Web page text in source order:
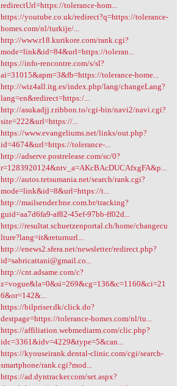
redirectUrl=https://tolerance-hom...
https://youtube.co.uk/redirect?q=https://tolerance-
homes.com/nl/turkije/...
http://www.r18.kurikore.com/rank.cgi?
mode=link&id=84&url=https://toleran...
https://info-rencontre.com/s/sl?
ai=31015&apm=3&fb=https://tolerance-home...
http://wiz4all.itg.es/index.php/lang/changeLang?
lang=en&redirect=https:/...
http://asukadjj.r.ribbon.to/cgi-bin/navi2/navi.cgi?
site=222&url=https://...
https://www.evangeliums.net/links/out.php?
id=4674&url=https://tolerance-...
http://adserve.postrelease.com/sc/0?
r=1283920124&ntv_a=AKcBAcDUCAfxgFA&p...
http://autos.tetsumania.net/search/rank.cgi?
mode=link&id=8&url=https://t...
http://mailsender.bne.com.br/tracking?
guid=aa7d6fa9-af82-45ef-97bb-ff02d...
https://resultat.schuetzenportal.ch/home/changecu
lture?lang=it&returnurl...
http://enews2.sfera.net/newsletter/redirect.php?
id=sabricattani@gmail.co...
http://cnt.adsame.com/c?
z=vogue&la=0&si=269&cg=136&c=1160&ci=21
6&or=142&...
https://bilpriser.dk/click.do?
destpage=https://tolerance-homes.com/nl/tu...
https://affiliation.webmediarm.com/clic.php?
idc=3361&idv=4229&type=5&can...
https://kyouseirank.dental-clinic.com/cgi/search-
smartphone/rank.cgi?mod...
https://ad.dyntracker.com/set.aspx?